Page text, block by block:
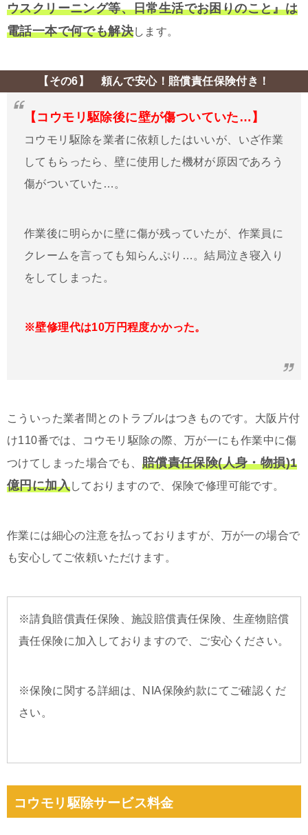
ウスクリーニング等、日常生活でお困りのこと』は
電話一本で何でも解決します。
【その6】 頼んで安心！賠償責任保険付き！
【コウモリ駆除後に壁が傷ついていた…】
コウモリ駆除を業者に依頼したはいいが、いざ作業
してもらったら、壁に使用した機材が原因であろう
傷がついていた…。
作業後に明らかに壁に傷が残っていたが、作業員に
クレームを言っても知らんぷり…。結局泣き寝入り
をしてしまった。
※壁修理代は10万円程度かかった。
こういった業者間とのトラブルはつきものです。大阪片付
け110番では、コウモリ駆除の際、万が一にも作業中に傷
つけてしまった場合でも、 賠償責任保険(人身・物損)1
億円に加入しておりますので、保険で修理可能です。
作業には細心の注意を払っておりますが、万が一の場合で
も安心してご依頼いただけます。
※請負賠償責任保険、施設賠償責任保険、生産物賠償
責任保険に加入しておりますので、ご安心ください。
※保険に関する詳細は、NIA保険約款にてご確認くだ
さい。
コウモリ駆除サービス料金